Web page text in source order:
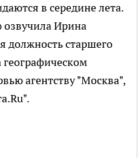
в середине лета.
Ирина
старшего
географическом
агентству "Москва",